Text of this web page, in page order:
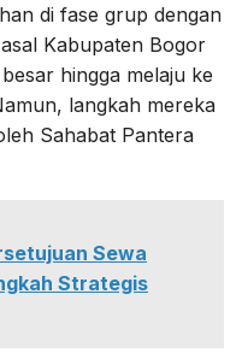
di fase grup dengan
Kabupaten Bogor
hingga melaju ke
langkah mereka
Sahabat Pantera
Sewa
Strategis